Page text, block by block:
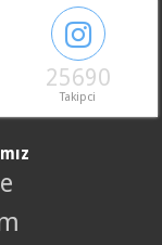
25690
Takipci